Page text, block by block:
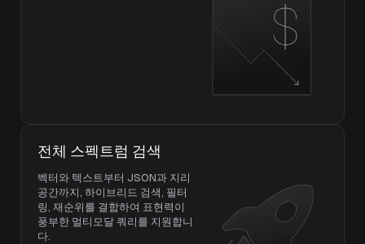
전체 스펙트럼 검색
벡터와 텍스트부터 JSON과 지리
공간까지, 하이브리드 검색, 필터
링, 재순위를 결합하여 표현력이
풍부한 멀티모달 쿼리를 지원합니
다.